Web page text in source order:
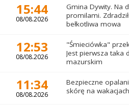
15:44
08/08.2026
Gmina Dywity. Na
promilami.
bełkotliwa mowa
12:53
08/08.2026
"Śmieciówka"
Jest pierwsza taka
mazurskim
11:34
08/08.2026
Bezpieczne
skórę na